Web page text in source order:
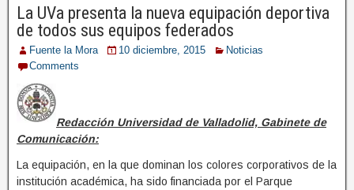
La UVa presenta la nueva equipación deportiva
de todos sus equipos federados
Fuente la Mora 10 diciembre, 2015
Noticias
Comments
Redacción Universidad de Valladolid, Gabinete de
Comunicación:
La equipación, en la que dominan los colores corporativos de la
institución académica, ha sido financiada por el Parque